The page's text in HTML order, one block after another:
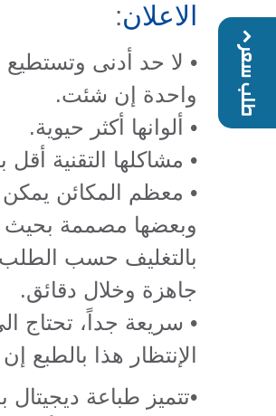
الاعلان:
• لا حد أدنى
واحدة إن شئت.
• ألوانها أكثر حيوية.
• مشاكلها التقنية أقل
• معظم المكائن يمكن
وبعضها مصممة بحيث
بالتغليف حسب الطلب
جاهزة وخلال دقائق.
• سريعة جداً، تحتاج
الإنتظار هذا بالطبع
•تتميز طباعة ديجيتال
طلب سعر